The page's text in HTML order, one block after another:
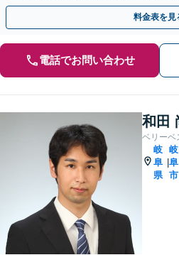
ぐ相談！
料金表を見
電話でお問い合わせ
和田
ベリーベ
岐
阜
県
|
岐
阜
市